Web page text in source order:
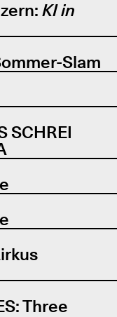
KI in
Slam
SCHREI
Three